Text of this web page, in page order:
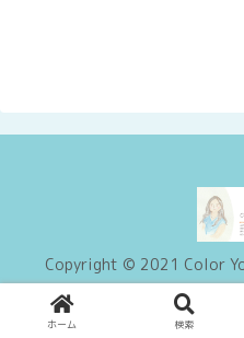
Copyright © 2021 Color
ホーム 検索